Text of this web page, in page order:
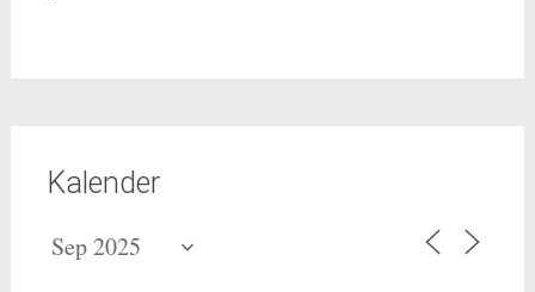
Kalender